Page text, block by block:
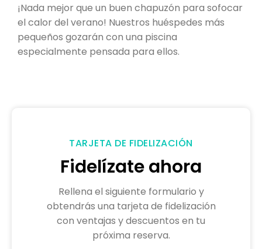
¡Nada mejor que un buen chapuzón para sofocar
el calor del verano! Nuestros huéspedes más
pequeños gozarán con una piscina
especialmente pensada para ellos.
TARJETA DE FIDELIZACIÓN
Fidelízate ahora
Rellena el siguiente formulario y
obtendrás una tarjeta de fidelización
con ventajas y descuentos en tu
próxima reserva.